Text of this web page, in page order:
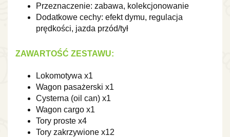
Przeznaczenie: zabawa, kolekcjonowanie
Dodatkowe cechy: efekt dymu, regulacja
prędkości, jazda przód/tył
ZAWARTOŚĆ ZESTAWU:
Lokomotywa x1
Wagon pasażerski x1
Cysterna (oil can) x1
Wagon cargo x1
Tory proste x4
Tory zakrzywione x12